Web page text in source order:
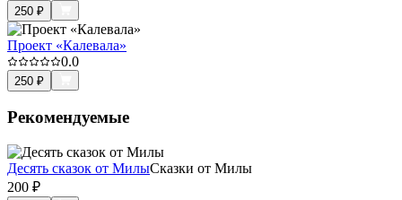
250 ₽
Проект «Калевала»
0.0
250 ₽
Рекомендуемые
Десять сказок от МилыСказки от Милы
200 ₽